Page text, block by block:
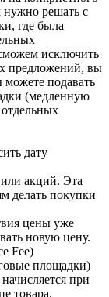
решать с
где была
исключить
предложений, вы
подавать
(медленную
дату
акций. Эта
делать покупки
цены уже
новую цену.
Fee)
площадки)
при
товара.